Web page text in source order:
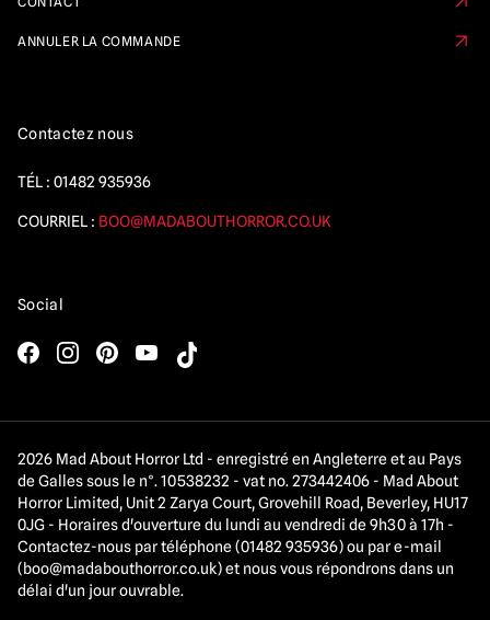
ANNULER LA COMMANDE
Contactez nous
TÉL : 01482 935936
COURRIEL : BOO@MADABOUTHORROR.CO.UK
Social
2026 Mad About Horror Ltd - enregistré en Angleterre et au Pays
de Galles sous le n°. 10538232 - vat no. 273442406 - Mad About
Horror Limited, Unit 2 Zarya Court, Grovehill Road, Beverley, HU17
0JG - Horaires d'ouverture du lundi au vendredi de 9h30 à 17h -
Contactez-nous par téléphone (01482 935936) ou par e-mail
(boo@madabouthorror.co.uk) et nous vous répondrons dans un
délai d'un jour ouvrable.